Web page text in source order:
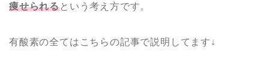
痩せられるという考え方です。
有酸素の全てはこちらの記事で説明してます↓